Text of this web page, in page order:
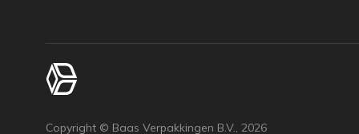
Copyright © Baas Verpakkingen B.V., 2026